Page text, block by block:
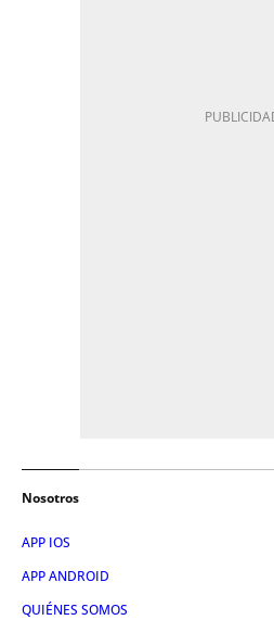
Nosotros
APP IOS
APP ANDROID
QUIÉNES SOMOS